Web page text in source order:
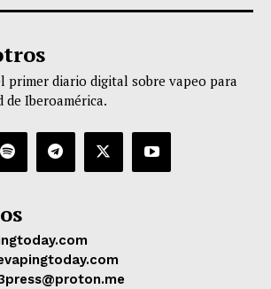
primer diario digital sobre vapeo para
de Iberoamérica.